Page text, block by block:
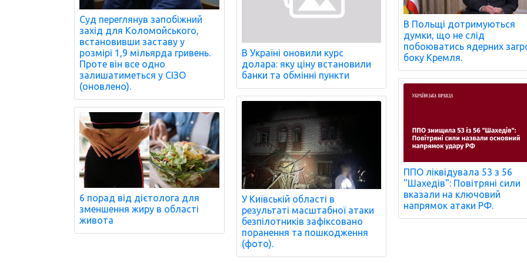
Суд переглянув запобіжний
захід для Коломойського,
встановивши заставу у
розмірі 1,9 мільярда гривень.
Проте він все одно
залишатиметься у СІЗО
(оновлено).
6 порад від дієтолога для
зменшення жиру в області
живота
В Україні оновили курс
долара: яку ціну встановили
банки та обмінні пункти
У Київській області в
результаті масштабної атаки
безпілотників зафіксовано
поранення та пошкодження
(фото).
В Польщі дотримуються
думки, що не слід
побоюватись ядерних
боку Кремля.
ППО ліквідувала 53 з 56
"Шахедів": Повітряні сили
вказали на ключовий
напрямок атаки РФ.